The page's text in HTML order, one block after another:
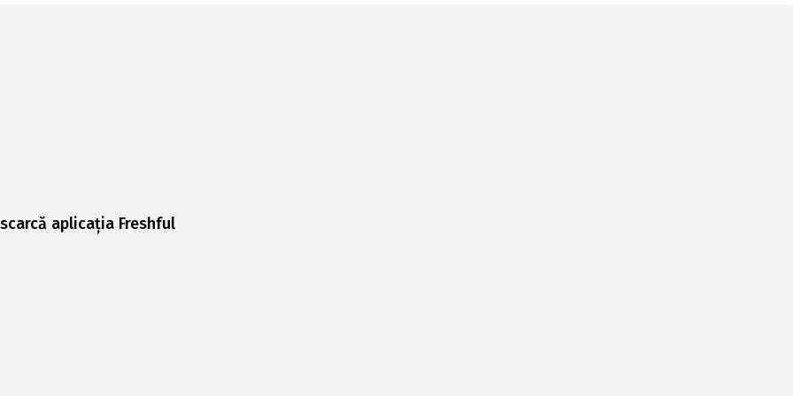
aplicația Freshful